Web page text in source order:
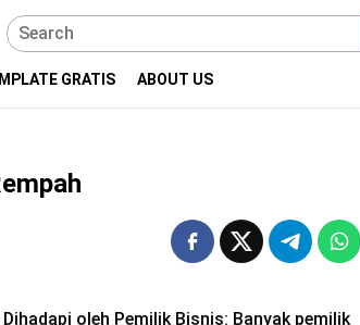
GRATIS ABOUT US
oleh Pemilik Bisnis: Banyak pemilik